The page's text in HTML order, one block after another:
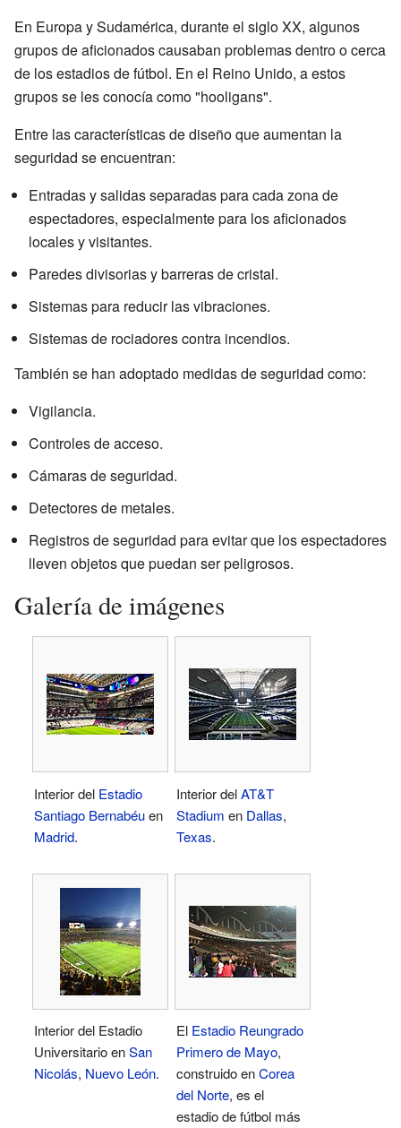
En Europa y Sudamérica, durante el siglo XX, algunos
grupos de aficionados causaban problemas dentro o cerca
de los estadios de fútbol. En el Reino Unido, a estos
grupos se les conocía como "hooligans".
Entre las características de diseño que aumentan la
seguridad se encuentran:
Entradas y salidas separadas para cada zona de
espectadores, especialmente para los aficionados
locales y visitantes.
Paredes divisorias y barreras de cristal.
Sistemas para reducir las vibraciones.
Sistemas de rociadores contra incendios.
También se han adoptado medidas de seguridad como:
Vigilancia.
Controles de acceso.
Cámaras de seguridad.
Detectores de metales.
Registros de seguridad para evitar que los espectadores
lleven objetos que puedan ser peligrosos.
Galería de imágenes
Interior del Estadio
Santiago Bernabéuen
Madrid.
Interior delAT&T
Stadium en Dallas,
Texas.
Interior del Estadio
Universitario enSan
Nicolás, Nuevo León.
El Estadio Reungrado
Primero de Mayo,
construido enCorea
del Norte, es el
estadio de fútbol más